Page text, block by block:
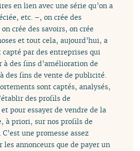
en lien avec une série qu’on a
etc. –, on crée des
crée des savoirs, on crée
et tout cela, aujourd’hui, a
par des entreprises qui
à des fins d’amélioration de
des fins de vente de publicité.
sont captés, analysés,
des profils de
pour essayer de vendre de la
à priori, sur nos profils de
une promesse assez
les annonceurs que de payer un